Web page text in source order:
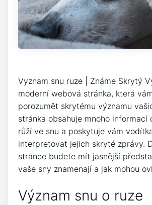
Vyznam snu ruze | Známe Skrytý
moderní webová stránka, která
porozumět skrytému významu
stránka obsahuje mnoho informací
růží ve snu a poskytuje vám
interpretovat jejich skryté zprávy.
stránce budete mít jasnější
vaše sny znamenají a jak mohou
Význam snu o ruze